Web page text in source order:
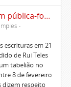
Treslado de escrituras, em pública-forma, de Rui Teles de Meneses
escrituras em 21
de Rui Teles
tabelião no
8 de fevereiro
dizem respeito